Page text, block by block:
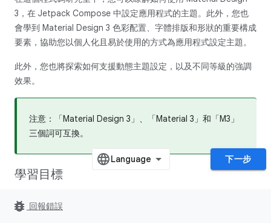
3，在 Jetpack Compose 中設定應用程式的主題。此外，您也
會學到 Material Design 3 色彩配置、字體排版和形狀的重要構成
要素，協助您以個人化且易於使用的方式為應用程式設定主題。
此外，您也將探索如何支援動態主題設定，以及不同等級的強調
效果。
注意：「Material Design 3」、「Material 3」和「M3」
三個詞可互換。
學習目標
您可以在本程式碼研究室學到以下內容：
下一步
bug_report 回報錯誤